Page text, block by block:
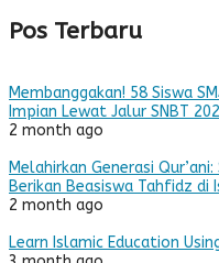
Pos Terbaru
Membanggakan! 58 Siswa
Impian Lewat Jalur SNBT
2 month ago
Melahirkan Generasi
Berikan Beasiswa Tahfidz di
2 month ago
Learn Islamic Education